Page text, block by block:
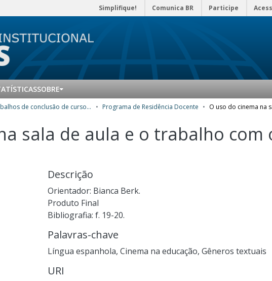
Simplifique! Comunica BR Participe
SOBRE
Trabalhos de conclusão de curso de Especialização Programa de Residência Docente
sala de aula e o trabalho com
Descrição
Orientador: Bianca Berk.
Produto Final
Bibliografia: f. 19-20.
Palavras-chave
Língua espanhola, Cinema na educação, Gêneros textuais
URI